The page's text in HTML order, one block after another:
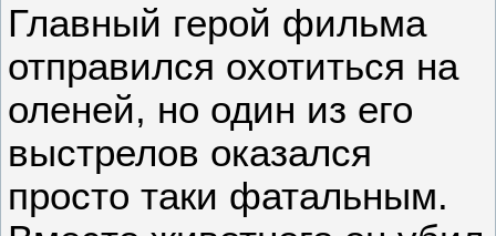
Главный герой фильма
отправился охотиться на
оленей, но один из его
выстрелов оказался
просто таки фатальным.